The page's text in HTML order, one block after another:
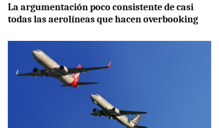
La argumentación poco consistente de casi
todas las aerolíneas que hacen overbooking